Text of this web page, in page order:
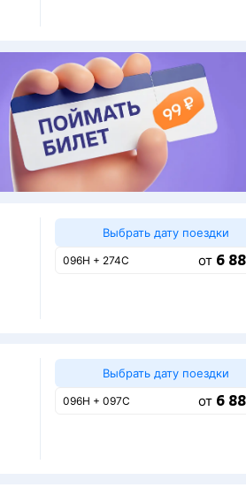
Выбрать дату поездки
096Н + 274С от 6
Выбрать дату поездки
096Н + 097С от 6